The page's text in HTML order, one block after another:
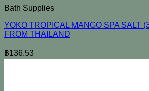
Bath Supplies
YOKO TROPICAL MANGO SPA SALT
FROM THAILAND
฿136.53